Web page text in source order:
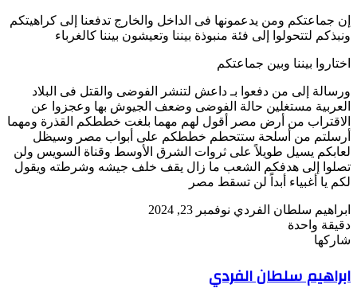
إن جماعتكم ومن يدعمونها فى الداخل والخارج تدفعنا إلى كراهيتكم
ونبذكم لتتحولوا إلى فئة منبوذة بيننا وتعيشون بيننا كالغرباء
اختاروا بيننا وبين جماعتكم
ورسالة إلى من دفعوا بـ داعش لتنشر الفوضى والقتل فى البلاد
العربية مستغلين حالة الفوضى وضعف الجيوش بها وعجزوا عن
الاقتراب من أرض مصر أقول لهم مهما بلغت خططكم القذرة ومهما
أرسلتم من أسلحة ستتحطم خططكم على أبواب مصر وسيظل
لعابكم يسيل طويلاً على ثروات الشرق الأوسط وقناة السويس ولن
تصلوا إلى هدفكم الشعب ما زال يقف خلف جيشه وشرطته ويقول
لكم يا أغبياء أبداً لن تسقط مصر
ابراهيم سلطان الفردي أرسل
نوفمبر 23, 2024
دقيقة واحدة
فيسبوك
‫X
لينكدإن
بينتيريست
‫Pocket
واتساب
تيلقرام
ڤايبر
لاين
شاركها
عبر
البريد
ابراهيم سلطان الفردي